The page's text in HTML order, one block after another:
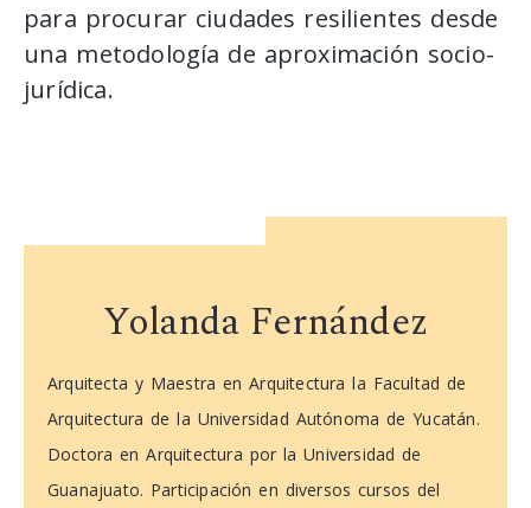
para procurar ciudades resilientes desde
una metodología de aproximación socio-
jurídica.
Yolanda Fernández
Arquitecta y Maestra en Arquitectura la Facultad de
Arquitectura de la Universidad Autónoma de Yucatán.
Doctora en Arquitectura por la Universidad de
Guanajuato. Participación en diversos cursos del